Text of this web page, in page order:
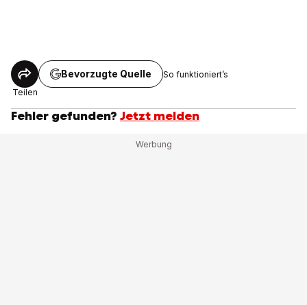
Teilen
Bevorzugte Quelle So funktioniert’s
Fehler gefunden? Jetzt melden